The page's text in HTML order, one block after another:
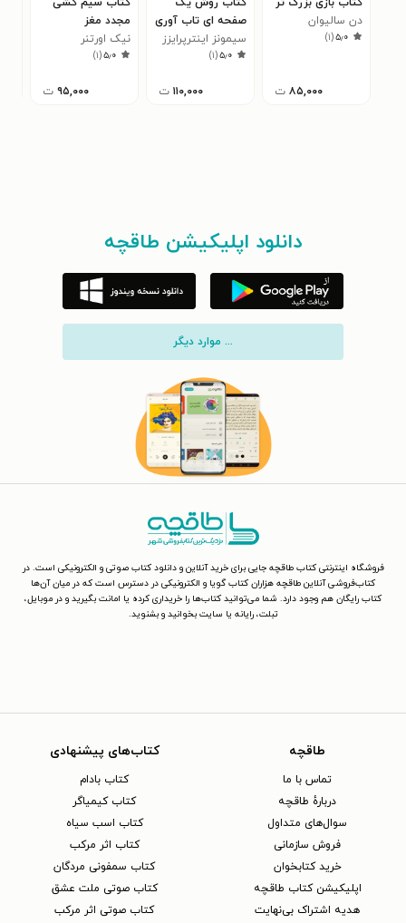
کتاب بازی بزرگ‌ تر
دن سالیوان
۵٫۰(۱)
۸۵,۰۰۰ ت
کتاب روش یک‌
صفحه‌ ای تاب‌ آوری
سیمونز اینترپرایزز
۵٫۰(۱)
۱۱۰,۰۰۰ ت
کتاب سیم کشی
مجدد مغز
نیک اورتنر
۵٫۰(۱)
۹۵,۰۰۰ ت
دانلود اپلیکیشن طاقچه
... موارد دیگر
فروشگاه اینترنتی کتاب طاقچه جایی برای خرید آنلاین و دانلود کتاب صوتی و الکترونیکی است. در
کتاب‌فروشی آنلاین طاقچه هزاران کتاب گویا و الکترونیکی در دسترس است که در میان آن‌ها
کتاب رایگان هم وجود دارد. شما می‌توانید کتاب‌ها را خریداری کرده یا امانت بگیرید و در موبایل،
تبلت، رایانه یا سایت بخوانید و بشنوید.
طاقچه
تماس با ما
دربارهٔ طاقچه
سوال‌های متداول
فروش سازمانی
خرید کتابخوان
اپلیکیشن کتاب طاقچه
هدیه اشتراک بی‌نهایت
کتاب‌های پیشنهادی
کتاب بادام
کتاب کیمیاگر
کتاب اسب سیاه
کتاب اثر مرکب
کتاب سمفونی مردگان
کتاب صوتی ملت عشق
کتاب صوتی اثر مرکب